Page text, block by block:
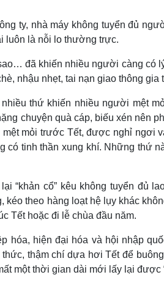
ty, nhà máy không tuyển đủ
luôn là nỗi lo thường trực.
đã khiến nhiều người càng có
nhậu nhẹt, tai nạn giao thông gia
thứ khiến nhiều người mệt
chuyện quà cáp, biếu xén nên
mỏi trước Tết, được nghỉ ngơi
có tinh thần xung khí. Những thứ
“khản cổ” kêu không tuyển đủ
theo hàng loạt hệ lụy khác
Tết hoặc đi lễ chùa đầu năm.
hóa, hiện đại hóa và hội nhập
thậm chí dựa hơi Tết để
một thời gian dài mới lấy lại được